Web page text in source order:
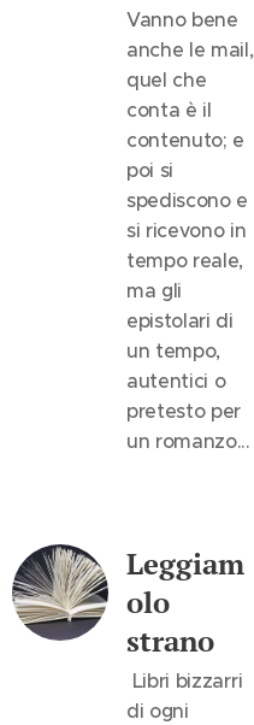
Vanno bene
anche le mail,
quel che
conta è il
contenuto; e
poi si
spediscono e
si ricevono in
tempo reale,
ma gli
epistolari di
un tempo,
autentici o
pretesto per
un romanzo...
Leggiam
olo
strano
Libri bizzarri
di ogni